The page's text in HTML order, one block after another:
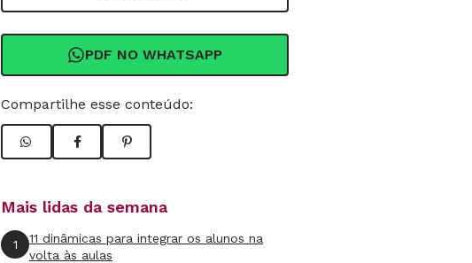
PDF NO WHATSAPP
Compartilhe esse conteúdo:
Mais lidas da semana
1
11 dinâmicas para integrar os alunos na
volta às aulas